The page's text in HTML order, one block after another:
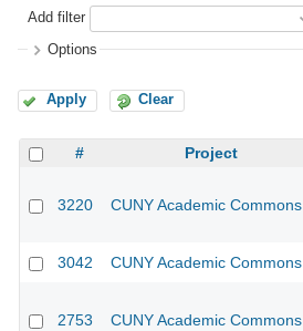
Add filter
Options
Apply Clear
# Project
3220 CUNY Academic Commons
3042 CUNY Academic Commons
2753 CUNY Academic Commons